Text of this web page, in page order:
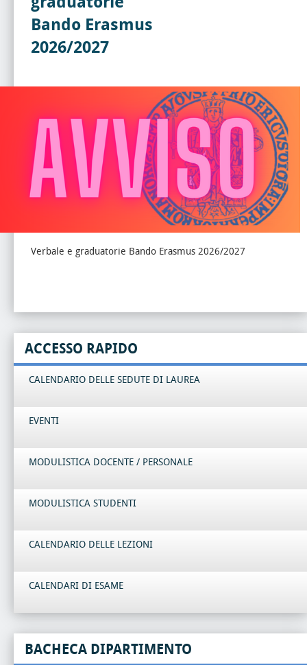
Bando Erasmus
2026/2027
Verbale e graduatorie Bando Erasmus 2026/2027
ACCESSO RAPIDO
CALENDARIO DELLE SEDUTE DI LAUREA
EVENTI
MODULISTICA DOCENTE / PERSONALE
MODULISTICA STUDENTI
CALENDARIO DELLE LEZIONI
CALENDARI DI ESAME
BACHECA DIPARTIMENTO